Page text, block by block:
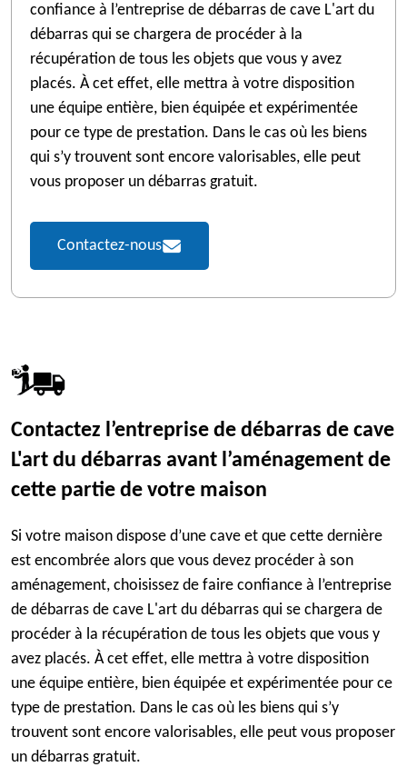
confiance à l’entreprise de débarras de cave L'art du
débarras qui se chargera de procéder à la
récupération de tous les objets que vous y avez
placés. À cet effet, elle mettra à votre disposition
une équipe entière, bien équipée et expérimentée
pour ce type de prestation. Dans le cas où les biens
qui s’y trouvent sont encore valorisables, elle peut
vous proposer un débarras gratuit.
Contactez-nous
Contactez l’entreprise de débarras de cave
L'art du débarras avant l’aménagement de
cette partie de votre maison
Si votre maison dispose d’une cave et que cette dernière
est encombrée alors que vous devez procéder à son
aménagement, choisissez de faire confiance à l’entreprise
de débarras de cave L'art du débarras qui se chargera de
procéder à la récupération de tous les objets que vous y
avez placés. À cet effet, elle mettra à votre disposition
une équipe entière, bien équipée et expérimentée pour ce
type de prestation. Dans le cas où les biens qui s’y
trouvent sont encore valorisables, elle peut vous proposer
un débarras gratuit.